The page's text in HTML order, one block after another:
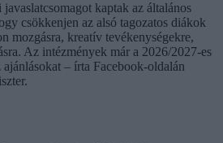
kaptak az általános
csökkenjen az alsó tagozatos diákok
mozgásra, kreatív tevékenységekre,
Az intézmények már a 2026/2027-es
– írta Facebook-oldalán